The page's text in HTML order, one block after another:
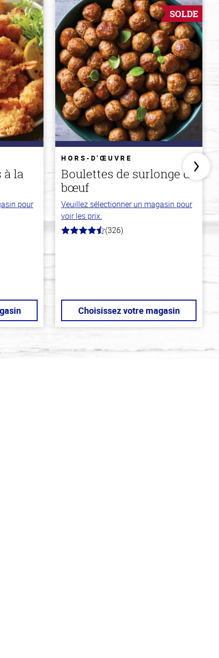
à la
pour
SOLDE
HORS-D'ŒUVRE
Boulettes de surlonge de
bœuf
Veuillez sélectionner un magasin pour
voir les prix.
4.6
(326)
Choisissez votre magasin